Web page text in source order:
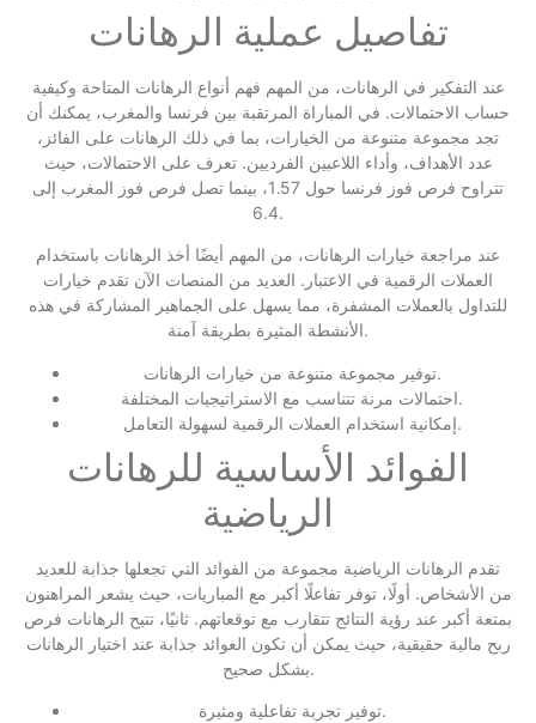
تفاصيل عملية الرهانات
عند التفكير في الرهانات، من المهم فهم أنواع الرهانات المتاحة وكيفية
حساب الاحتمالات. في المباراة المرتقبة بين فرنسا والمغرب، يمكنك أن
تجد مجموعة متنوعة من الخيارات، بما في ذلك الرهانات على الفائز،
عدد الأهداف، وأداء اللاعبين الفرديين. تعرف على الاحتمالات، حيث
تتراوح فرص فوز فرنسا حول 1.57، بينما تصل فرص فوز المغرب إلى
6.4.
عند مراجعة خيارات الرهانات، من المهم أيضًا أخذ الرهانات باستخدام
العملات الرقمية في الاعتبار. العديد من المنصات الآن تقدم خيارات
للتداول بالعملات المشفرة، مما يسهل على الجماهير المشاركة في هذه
الأنشطة المثيرة بطريقة آمنة.
توفير مجموعة متنوعة من خيارات الرهانات.
احتمالات مرنة تتناسب مع الاستراتيجيات المختلفة.
إمكانية استخدام العملات الرقمية لسهولة التعامل.
الفوائد الأساسية للرهانات
الرياضية
تقدم الرهانات الرياضية مجموعة من الفوائد التي تجعلها جذابة للعديد
من الأشخاص. أولًا، توفر تفاعلًا أكبر مع المباريات، حيث يشعر المراهنون
بمتعة أكبر عند رؤية النتائج تتقارب مع توقعاتهم. ثانيًا، تتيح الرهانات فرص
ربح مالية حقيقية، حيث يمكن أن تكون العوائد جذابة عند اختيار الرهانات
بشكل صحيح.
توفير تجربة تفاعلية ومثيرة.